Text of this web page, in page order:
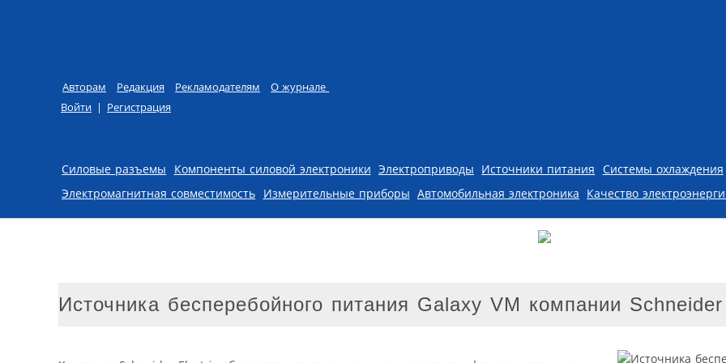
Авторам Редакция Рекламодателям
О журнале
Войти | Регистрация
Skip to content
Силовые разъемы Компоненты силовой электроники Электроприводы Источники питания Системы охлаждения
Электромагнитная совместимость Измерительные приборы Автомобильная электроника Качество
Источника бесперебойного питания Galaxy VM компании